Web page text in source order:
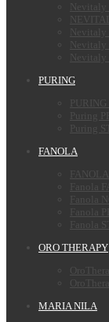
Nevitaly
Nevitaly
Nevitaly
Nevitaly
PURING
Puring
Puring
FANOLA
Fanola
Fanola
Fanola
Fanola
ORO THERAPY
MARIA NILA